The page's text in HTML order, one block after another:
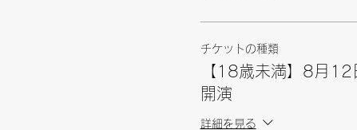
チケットの種類
【18歳未満】8月
開演
詳細を見る